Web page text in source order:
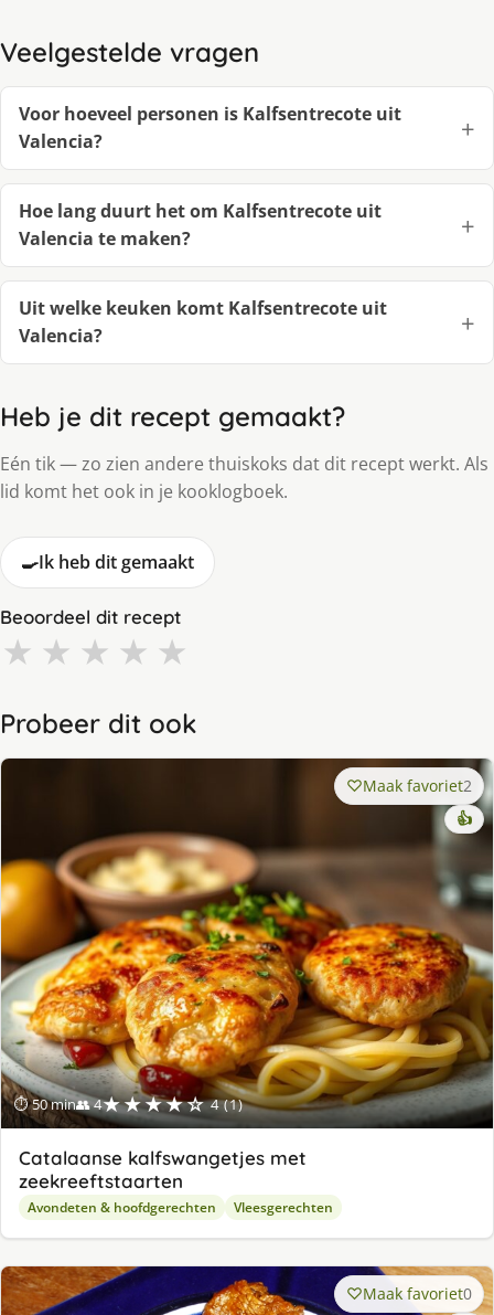
Veelgestelde vragen
Voor hoeveel personen is Kalfsentrecote uit
Valencia?
Hoe lang duurt het om Kalfsentrecote uit
Valencia te maken?
Uit welke keuken komt Kalfsentrecote uit
Valencia?
Heb je dit recept gemaakt?
Eén tik — zo zien andere thuiskoks dat dit recept werkt. Als
lid komt het ook in je kooklogboek.
🍳Ik heb dit gemaakt
Beoordeel dit recept
★ ★ ★ ★ ★
Probeer dit ook
⏱ 50 min👥 4★★★★☆ 4 (1)
Maak favoriet2
👍
Catalaanse kalfswangetjes met
zeekreeftstaarten
Avondeten & hoofdgerechten Vleesgerechten
Maak favoriet0